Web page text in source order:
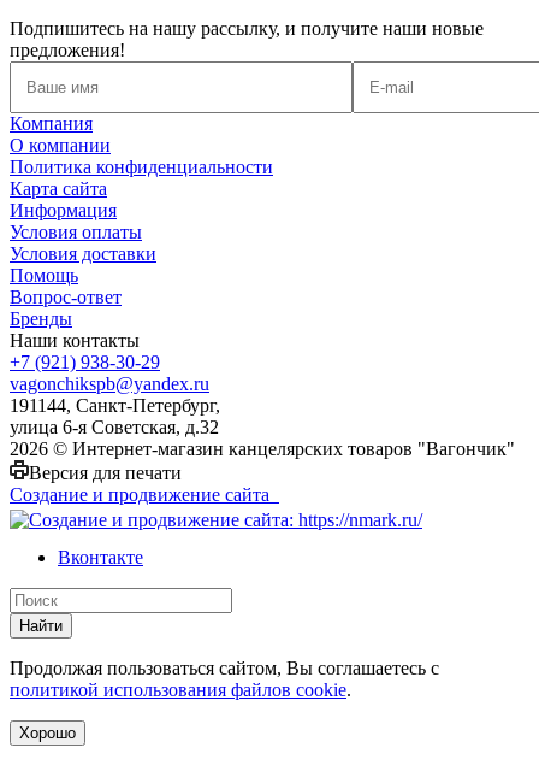
Подпишитесь на нашу рассылку, и получите наши новые
предложения!
Компания
О компании
Политика конфиденциальности
Карта сайта
Информация
Условия оплаты
Условия доставки
Помощь
Вопрос-ответ
Бренды
Наши контакты
+7 (921) 938-30-29
vagonchikspb@yandex.ru
191144, Санкт-Петербург,
улица 6-я Советская, д.32
2026 © Интернет-магазин канцелярских товаров "Вагончик"
Версия для печати
Создание и продвижение сайта
Вконтакте
Найти
Продолжая пользоваться сайтом, Вы соглашаетесь с
политикой использования файлов cookie.
Хорошо